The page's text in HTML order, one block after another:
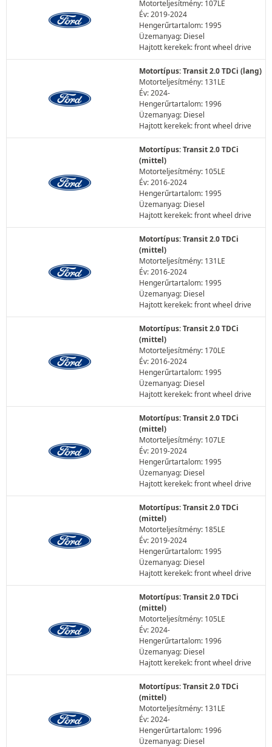
Motorteljesítmény: 107LE
Év: 2019-2024
Hengerűrtartalom: 1995
Üzemanyag: Diesel
Hajtott kerekek: front wheel drive
Motortípus: Transit 2.0 TDCi (lang)
Motorteljesítmény: 131LE
Év: 2024-
Hengerűrtartalom: 1996
Üzemanyag: Diesel
Hajtott kerekek: front wheel drive
Motortípus: Transit 2.0 TDCi
(mittel)
Motorteljesítmény: 105LE
Év: 2016-2024
Hengerűrtartalom: 1995
Üzemanyag: Diesel
Hajtott kerekek: front wheel drive
Motortípus: Transit 2.0 TDCi
(mittel)
Motorteljesítmény: 131LE
Év: 2016-2024
Hengerűrtartalom: 1995
Üzemanyag: Diesel
Hajtott kerekek: front wheel drive
Motortípus: Transit 2.0 TDCi
(mittel)
Motorteljesítmény: 170LE
Év: 2016-2024
Hengerűrtartalom: 1995
Üzemanyag: Diesel
Hajtott kerekek: front wheel drive
Motortípus: Transit 2.0 TDCi
(mittel)
Motorteljesítmény: 107LE
Év: 2019-2024
Hengerűrtartalom: 1995
Üzemanyag: Diesel
Hajtott kerekek: front wheel drive
Motortípus: Transit 2.0 TDCi
(mittel)
Motorteljesítmény: 185LE
Év: 2019-2024
Hengerűrtartalom: 1995
Üzemanyag: Diesel
Hajtott kerekek: front wheel drive
Motortípus: Transit 2.0 TDCi
(mittel)
Motorteljesítmény: 105LE
Év: 2024-
Hengerűrtartalom: 1996
Üzemanyag: Diesel
Hajtott kerekek: front wheel drive
Motortípus: Transit 2.0 TDCi
(mittel)
Motorteljesítmény: 131LE
Év: 2024-
Hengerűrtartalom: 1996
Üzemanyag: Diesel